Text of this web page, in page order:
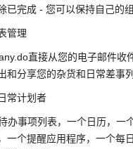
已完成 - 您可以保持自己的
管理
直接从您的电子邮件
和分享您的杂货和日常差事列
常计划者
办事项列表，一个日历，一
一个提醒应用程序，一个每